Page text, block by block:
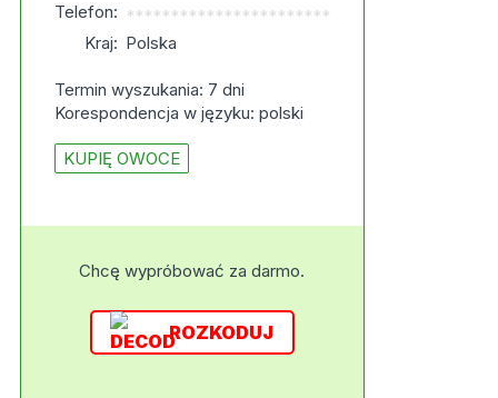
Telefon: ***********************
Kraj: Polska
Termin wyszukania: 7 dni
Korespondencja w języku: polski
KUPIĘ OWOCE
Chcę wypróbować za darmo.
ROZKODUJ